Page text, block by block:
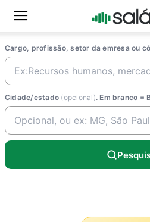
Cargo, profissão, setor da emresa ou
Cidade/estado (opcional). Em branco =